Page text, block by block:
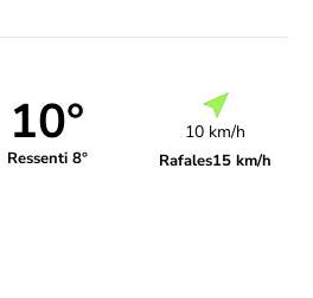
10°
Ressenti 8°
10 km/h
Rafales15 km/h